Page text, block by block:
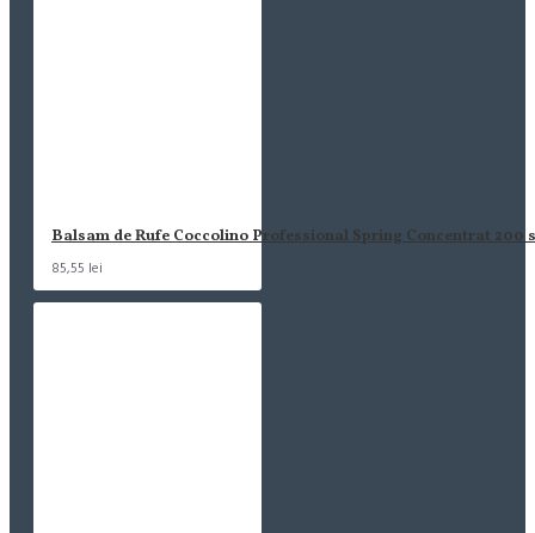
Balsam de Rufe Coccolino Professional Spring Concentrat 200
85,55 lei